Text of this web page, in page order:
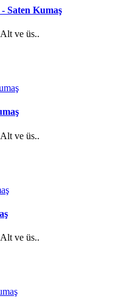
- Saten Kumaş
ve üs..
ve üs..
ve üs..